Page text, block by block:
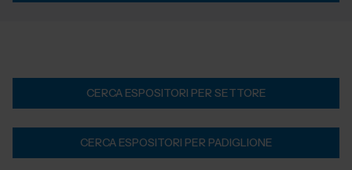
CERCA ESPOSITORI PER SETTORE
CERCA ESPOSITORI PER PADIGLIONE